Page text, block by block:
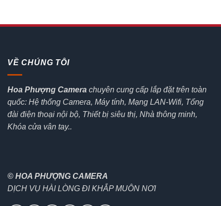
VỀ CHÚNG TÔI
Hoa Phượng Camera chuyên cung cấp lắp đặt trên toàn
quốc: Hệ thống Camera, Máy tính, Mạng LAN-Wifi, Tổng
đài điện thoại nội bộ, Thiết bị siêu thị, Nhà thông minh,
Khóa cửa vân tay..
© HOA PHƯỢNG CAMERA
DỊCH VỤ HÀI LÒNG ĐI KHẮP MUÔN NƠI